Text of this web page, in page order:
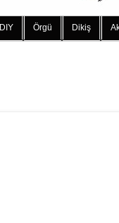
DIY Örgü Dikiş